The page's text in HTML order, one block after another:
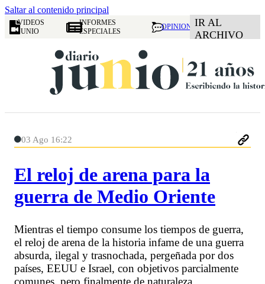
Saltar al contenido principal
VIDEOS
JUNIO
INFORMES
ESPECIALES
OPINION IR AL
ARCHIVO
03 Ago 16:22
El reloj de arena para la
guerra de Medio Oriente
Mientras el tiempo consume los tiempos de guerra,
el reloj de arena de la historia infame de una guerra
absurda, ilegal y trasnochada, pergeñada por dos
países, EEUU e Israel, con objetivos parcialmente
comunes, pero finalmente de naturaleza